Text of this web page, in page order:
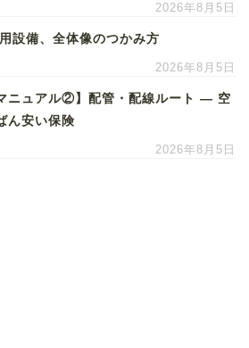
2026年8月5日
設備、全体像のつかみ方
2026年8月5日
ニュアル②】配管・配線ルート ― 空
ん安い保険
2026年8月5日